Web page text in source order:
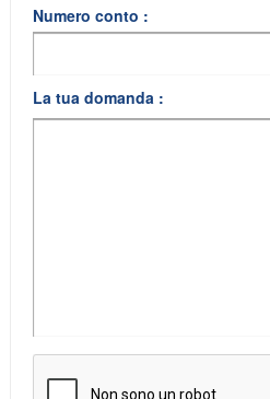
Numero conto :
La tua domanda :